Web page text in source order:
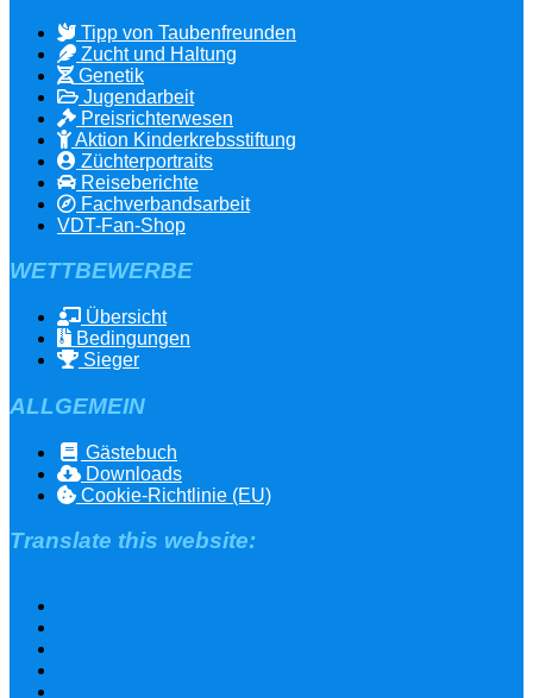
Tipp von Taubenfreunden
Zucht und Haltung
Genetik
Jugendarbeit
Preisrichterwesen
Aktion Kinderkrebsstiftung
Züchterportraits
Reiseberichte
Fachverbandsarbeit
VDT-Fan-Shop
WETTBEWERBE
Übersicht
Bedingungen
Sieger
ALLGEMEIN
Gästebuch
Downloads
Cookie-Richtlinie (EU)
Translate this website: